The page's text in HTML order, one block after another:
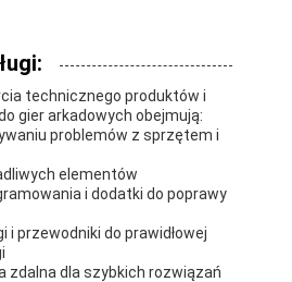
technicznego produktów i
gier arkadowych obejmują:
problemów z sprzętem i
elementów
i dodatki do poprawy
i przewodniki do prawidłowej
zdalna dla szybkich rozwiązań